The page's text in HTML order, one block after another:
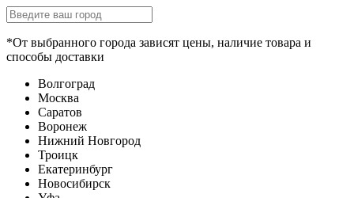
*От выбранного города зависят цены, наличие товара и
способы доставки
Волгоград
Москва
Саратов
Воронеж
Нижний Новгород
Троицк
Екатеринбург
Новосибирск